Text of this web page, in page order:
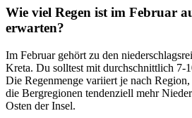
Wie viel Regen ist im Februar
erwarten?
Im Februar gehört zu den
Kreta. Du solltest mit durchschnittlich 7-
Die Regenmenge variiert je nach
die Bergregionen tendenziell mehr
Osten der Insel.